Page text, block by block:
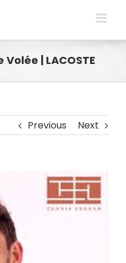
| LACOSTE
Previous Next